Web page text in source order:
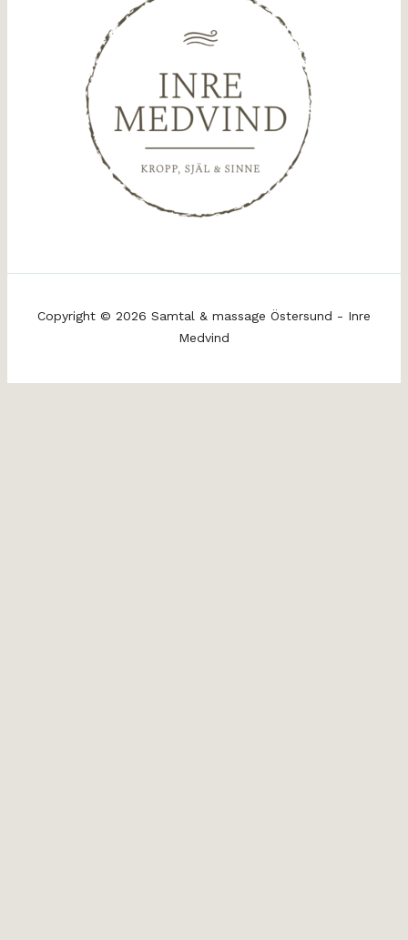
Copyright © 2026 Samtal & massage Östersund - Inre
Medvind